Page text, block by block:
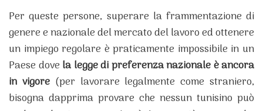
Per queste persone, superare la frammentazione di
genere e nazionale del mercato del lavoro ed ottenere
un impiego regolare è praticamente impossibile in un
Paese dove la legge di preferenza nazionale è ancora
in vigore(per lavorare legalmente come straniero,
bisogna dapprima provare che nessun tunisino può